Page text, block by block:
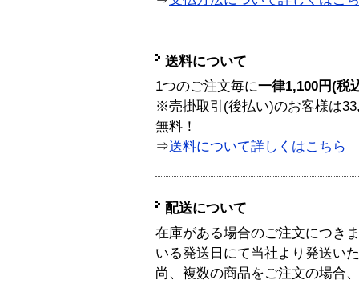
送料について
1つのご注文毎に一律1,100円(税
※売掛取引(後払い)のお客様は
無料！
⇒送料について詳しくはこちら
配送について
在庫がある場合のご注文につき
いる発送日にて当社より発送い
尚、複数の商品をご注文の場合